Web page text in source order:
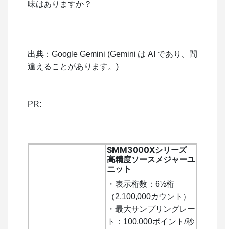
味はありますか？
出典：Google Gemini (Gemini は AI であり、間
違えることがあります。)
PR:
SMM3000Xシリーズ
高精度ソースメジャーユ
ニット
・表示桁数：6½桁
（2,100,000カウント）
・最大サンプリングレー
ト：100,000ポイント/秒